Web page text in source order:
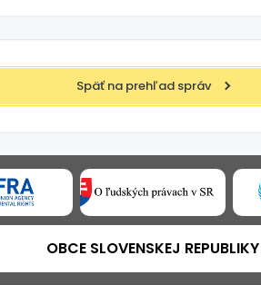
Späť na prehľad správ
OBCE SLOVENSKEJ REPUBLIKY